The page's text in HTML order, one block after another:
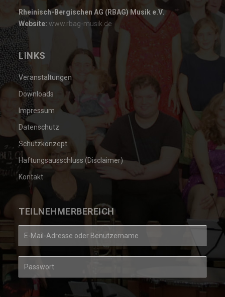
Rheinisch-Bergischen AG (RBAG) Musik e.V.
Website: www.rbag-musik.de
LINKS
Veranstaltungen
Downloads
Impressum
Datenschutz
Schutzkonzept
Haftungsausschluss (Disclaimer)
Kontakt
TEILNEHMERBEREICH
E-
Kontoname
*
Passwort